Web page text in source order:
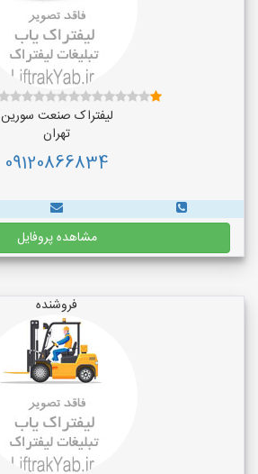
لیفتراک صنعت سورین
تهران
09120866834
مشاهده پروفایل
فروشنده